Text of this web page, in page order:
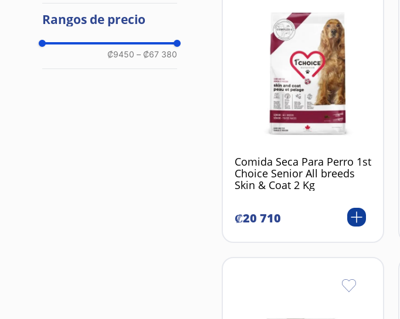
Comida Medicada
Rangos de precio
₡9450 – ₡67 380
Comida Seca Para Perro 1st
Choice Senior All breeds
Skin & Coat 2 Kg
₡20 710